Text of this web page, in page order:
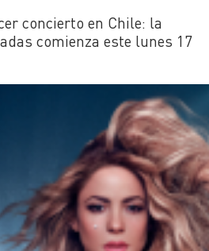
concierto en Chile: la
comienza este lunes 17